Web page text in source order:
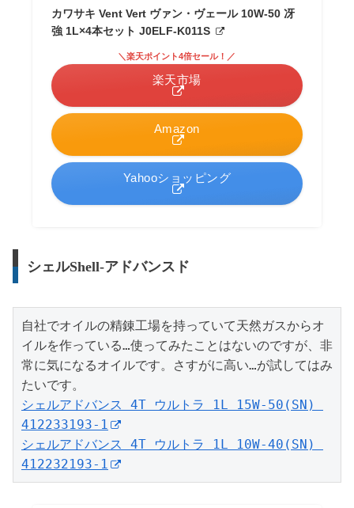
カワサキ Vent Vert ヴァン・ヴェール 10W-50 冴
強 1L×4本セット J0ELF-K011S
Amazon
＼楽天ポイント4倍セール！／
楽天市場
Yahooショッピング
シェルShell-アドバンスド
自社でオイルの精錬工場を持っていて天然ガスからオ
イルを作っている…使ってみたことはないのですが、非
常に気になるオイルです。さすがに高い…が試してはみ
シェルアドバンス 4T ウルトラ 1L 15W-50(SN)
412233193-1
シェルアドバンス 4T ウルトラ 1L 10W-40(SN)
412232193-1